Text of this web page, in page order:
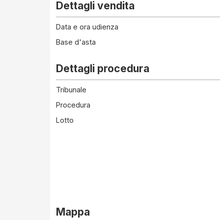
Dettagli vendita
Data e ora udienza
Base d'asta
Dettagli procedura
Tribunale
Procedura
Lotto
Mappa